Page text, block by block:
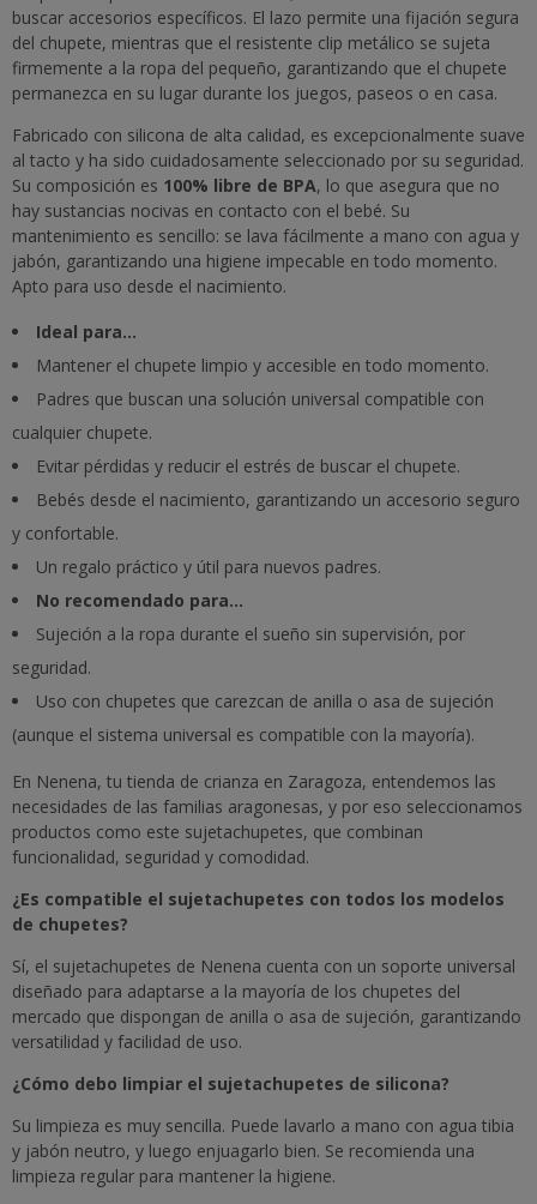
buscar accesorios específicos. El lazo permite una fijación segura
del chupete, mientras que el resistente clip metálico se sujeta
firmemente a la ropa del pequeño, garantizando que el chupete
permanezca en su lugar durante los juegos, paseos o en casa.
Fabricado con silicona de alta calidad, es excepcionalmente suave
al tacto y ha sido cuidadosamente seleccionado por su seguridad.
Su composición es 100% libre de BPA, lo que asegura que no
hay sustancias nocivas en contacto con el bebé. Su
mantenimiento es sencillo: se lava fácilmente a mano con agua y
jabón, garantizando una higiene impecable en todo momento.
Apto para uso desde el nacimiento.
Ideal para...
Mantener el chupete limpio y accesible en todo momento.
Padres que buscan una solución universal compatible con
cualquier chupete.
Evitar pérdidas y reducir el estrés de buscar el chupete.
Bebés desde el nacimiento, garantizando un accesorio seguro
y confortable.
Un regalo práctico y útil para nuevos padres.
No recomendado para...
Sujeción a la ropa durante el sueño sin supervisión, por
seguridad.
Uso con chupetes que carezcan de anilla o asa de sujeción
(aunque el sistema universal es compatible con la mayoría).
En Nenena, tu tienda de crianza en Zaragoza, entendemos las
necesidades de las familias aragonesas, y por eso seleccionamos
productos como este sujetachupetes, que combinan
funcionalidad, seguridad y comodidad.
¿Es compatible el sujetachupetes con todos los modelos
de chupetes?
Sí, el sujetachupetes de Nenena cuenta con un soporte universal
diseñado para adaptarse a la mayoría de los chupetes del
mercado que dispongan de anilla o asa de sujeción, garantizando
versatilidad y facilidad de uso.
¿Cómo debo limpiar el sujetachupetes de silicona?
Su limpieza es muy sencilla. Puede lavarlo a mano con agua tibia
y jabón neutro, y luego enjuagarlo bien. Se recomienda una
limpieza regular para mantener la higiene.